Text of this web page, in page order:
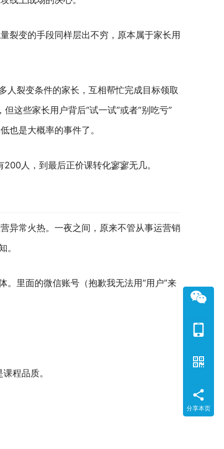
裂变的手段同样层出不穷，原本属于家长用
人裂变条件的家长，互相帮忙完成目标领取
这些家长用户背后“试一试”或者“别吃亏”
也是大概率的事件了。
人，到最后正价课转化寥寥无几。
异常火热。一夜之间，原来不管从事运营销
。
。里面的微信账号（抱歉我无法用“用户”来
程品质。
分享本页